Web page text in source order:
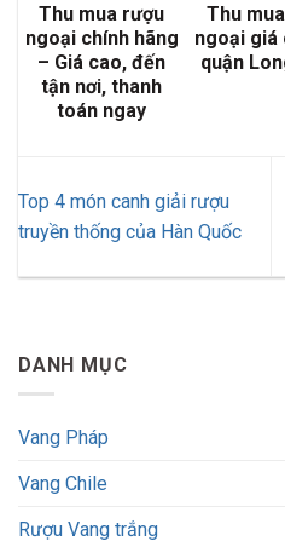
Thu mua rượu
ngoại chính hãng
– Giá cao, đến
tận nơi, thanh
toán ngay
Thu
ngoại giá
quận
Top 4 món canh giải rượu
truyền thống của Hàn Quốc
DANH MỤC
Vang Pháp
Vang Chile
Rượu Vang trắng